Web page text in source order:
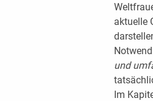
aktuelle
und
Im